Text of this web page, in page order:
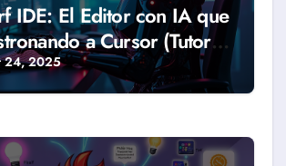
IDE: El Editor con IA que
a Cursor (Tutorial
2025)
24, 2025